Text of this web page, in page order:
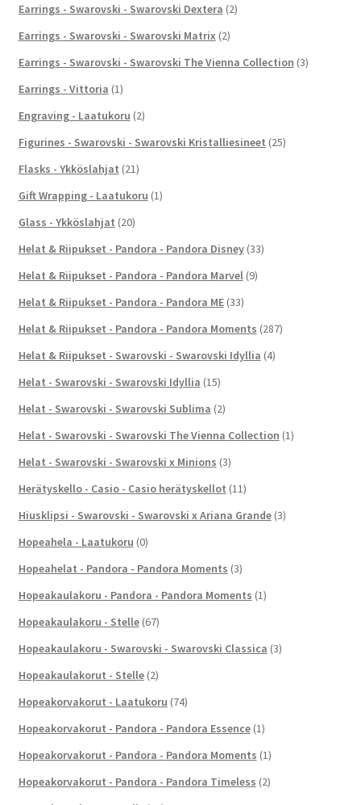
Earrings - Swarovski - Swarovski Dextera (2)
Earrings - Swarovski - Swarovski Matrix (2)
Earrings - Swarovski - Swarovski The Vienna Collection (3)
Earrings - Vittoria (1)
Engraving - Laatukoru (2)
Figurines - Swarovski - Swarovski Kristalliesineet (25)
Flasks - Ykköslahjat (21)
Gift Wrapping - Laatukoru (1)
Glass - Ykköslahjat (20)
Helat & Riipukset - Pandora - Pandora Disney (33)
Helat & Riipukset - Pandora - Pandora Marvel (9)
Helat & Riipukset - Pandora - Pandora ME (33)
Helat & Riipukset - Pandora - Pandora Moments (287)
Helat & Riipukset - Swarovski - Swarovski Idyllia (4)
Helat - Swarovski - Swarovski Idyllia (15)
Helat - Swarovski - Swarovski Sublima (2)
Helat - Swarovski - Swarovski The Vienna Collection (1)
Helat - Swarovski - Swarovski x Minions (3)
Herätyskello - Casio - Casio herätyskellot (11)
Hiusklipsi - Swarovski - Swarovski x Ariana Grande (3)
Hopeahela - Laatukoru (0)
Hopeahelat - Pandora - Pandora Moments (3)
Hopeakaulakoru - Pandora - Pandora Moments (1)
Hopeakaulakoru - Stelle (67)
Hopeakaulakoru - Swarovski - Swarovski Classica (3)
Hopeakaulakorut - Stelle (2)
Hopeakorvakorut - Laatukoru (74)
Hopeakorvakorut - Pandora - Pandora Essence (1)
Hopeakorvakorut - Pandora - Pandora Moments (1)
Hopeakorvakorut - Pandora - Pandora Timeless (2)